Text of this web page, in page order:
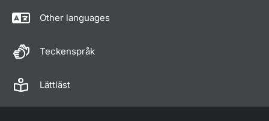
Other languages
Teckenspråk
Lättläst